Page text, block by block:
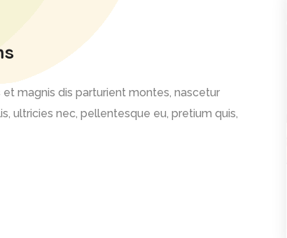
magnis dis parturient montes, nascetur
ultricies nec, pellentesque eu, pretium quis,